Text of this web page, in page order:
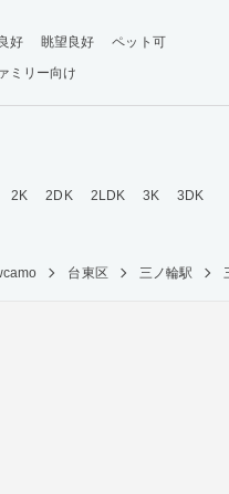
好 眺望良好
ペット可
ミリー向け
2K 2DK 2LDK 3K
3DK
台東区 三ノ輪駅